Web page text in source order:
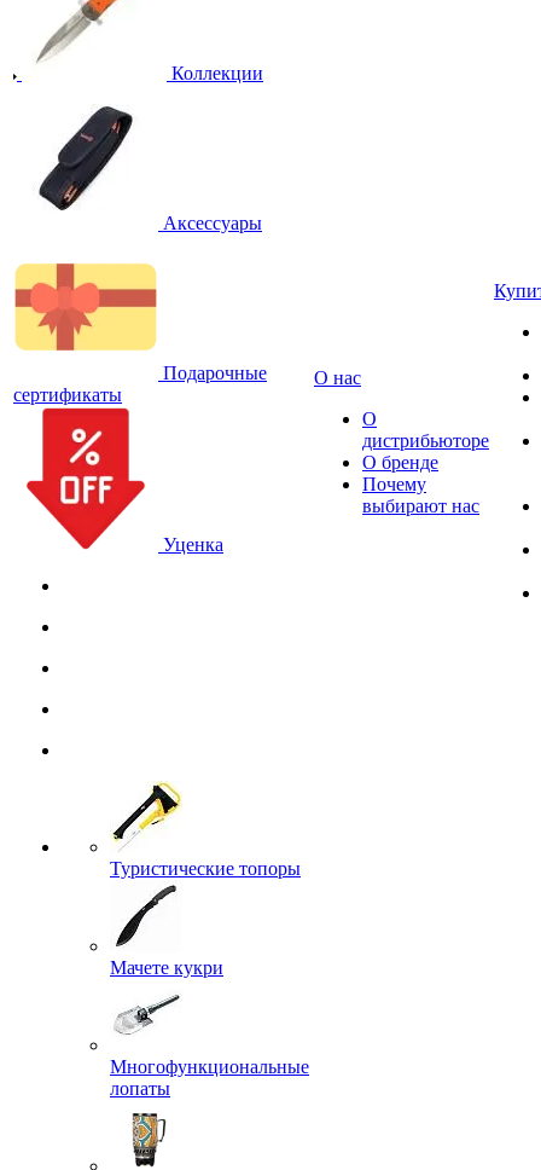
Коллекции
Аксессуары
Подарочные
сертификаты
Уценка
Туристические топоры
Мачете кукри
Многофункциональные
лопаты
О нас
О
дистрибьюторе
О бренде
Почему
выбирают нас